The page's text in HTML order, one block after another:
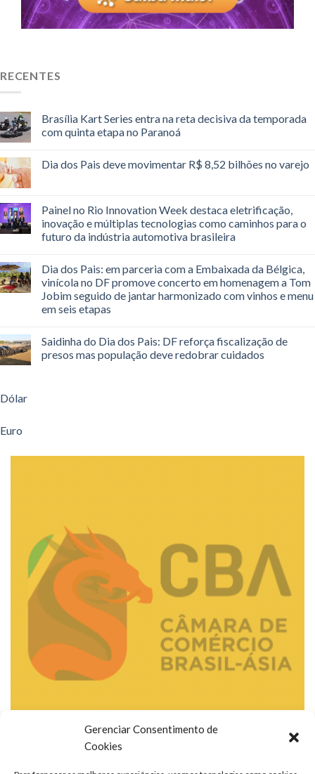
Gerenciar Consentimento de
Cookies
RECENTES
Brasília Kart Series entra na reta decisiva da temporada
com quinta etapa no Paranoá
Dia dos Pais deve movimentar R$ 8,52 bilhões no varejo
Painel no Rio Innovation Week destaca eletrificação,
inovação e múltiplas tecnologias como caminhos para o
futuro da indústria automotiva brasileira
Dia dos Pais: em parceria com a Embaixada da Bélgica,
vinícola no DF promove concerto em homenagem a Tom
Jobim seguido de jantar harmonizado com vinhos e menu
em seis etapas
Saidinha do Dia dos Pais: DF reforça fiscalização de
presos mas população deve redobrar cuidados
Dólar
Euro